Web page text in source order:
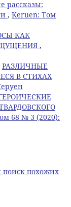
рассказы:
, Keruen: Том
КАК
,
РАЗЛИЧНЫЕ
В СТИХАХ
68 № 3 (2020):
похожих